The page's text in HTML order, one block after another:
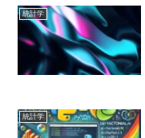
統計学
統計学